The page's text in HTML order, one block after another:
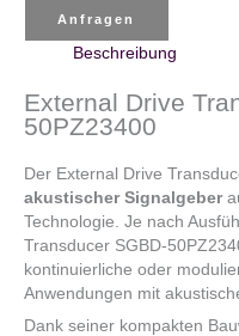
Anfragen
Beschreibung
External Drive
50PZ23400
Der External Drive
akustischer Signalgeber
Technologie. Je nach
Transducer SGBD-
kontinuierliche oder
Anwendungen mit
Dank seiner kompakten